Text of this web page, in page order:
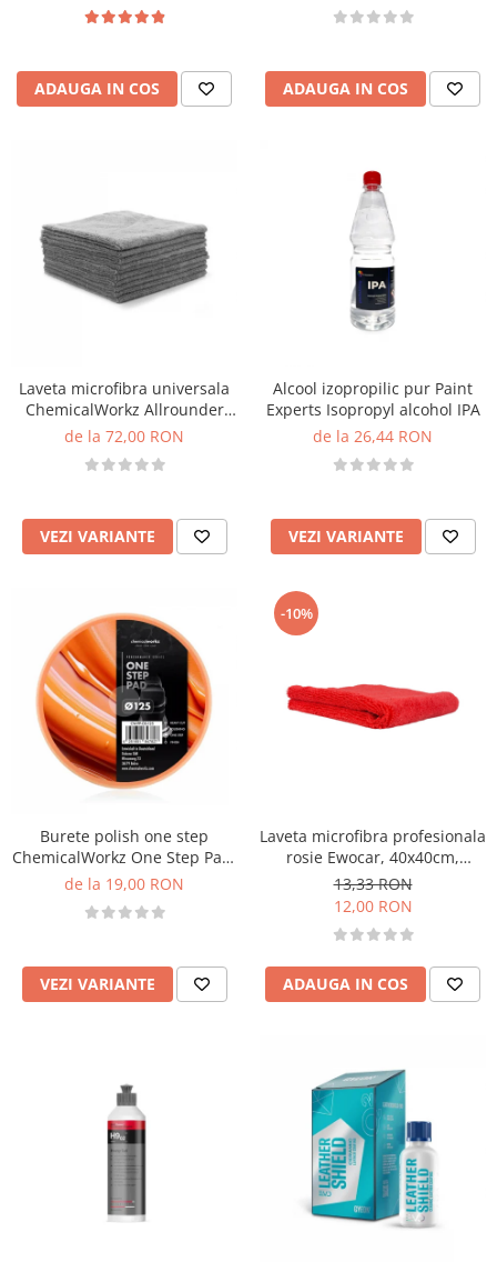
ADAUGA IN COS ADAUGA IN COS
Laveta microfibra universala
ChemicalWorkz Allrounder
Coating Towel 250GSM,
de la 72,00 RON
VEZI VARIANTE
Alcool izopropilic pur Paint
Experts Isopropyl alcohol IPA
de la 26,44 RON
VEZI VARIANTE
Burete polish one step
ChemicalWorkz One Step Pad,
portocaliu
de la 19,00 RON
VEZI VARIANTE
-10%
Laveta microfibra profesionala
rosie Ewocar, 40x40cm,
400gsm
13,33 RON
12,00 RON
ADAUGA IN COS